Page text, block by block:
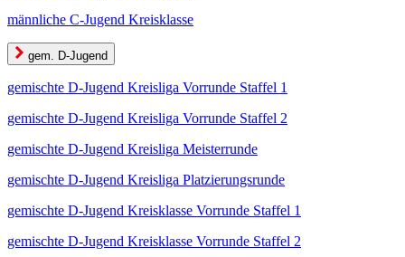
männliche C-Jugend Kreisklasse
gem. D-Jugend
gemischte D-Jugend Kreisliga Vorrunde Staffel 1
gemischte D-Jugend Kreisliga Vorrunde Staffel 2
gemischte D-Jugend Kreisliga Meisterrunde
gemischte D-Jugend Kreisliga Platzierungsrunde
gemischte D-Jugend Kreisklasse Vorrunde Staffel 1
gemischte D-Jugend Kreisklasse Vorrunde Staffel 2